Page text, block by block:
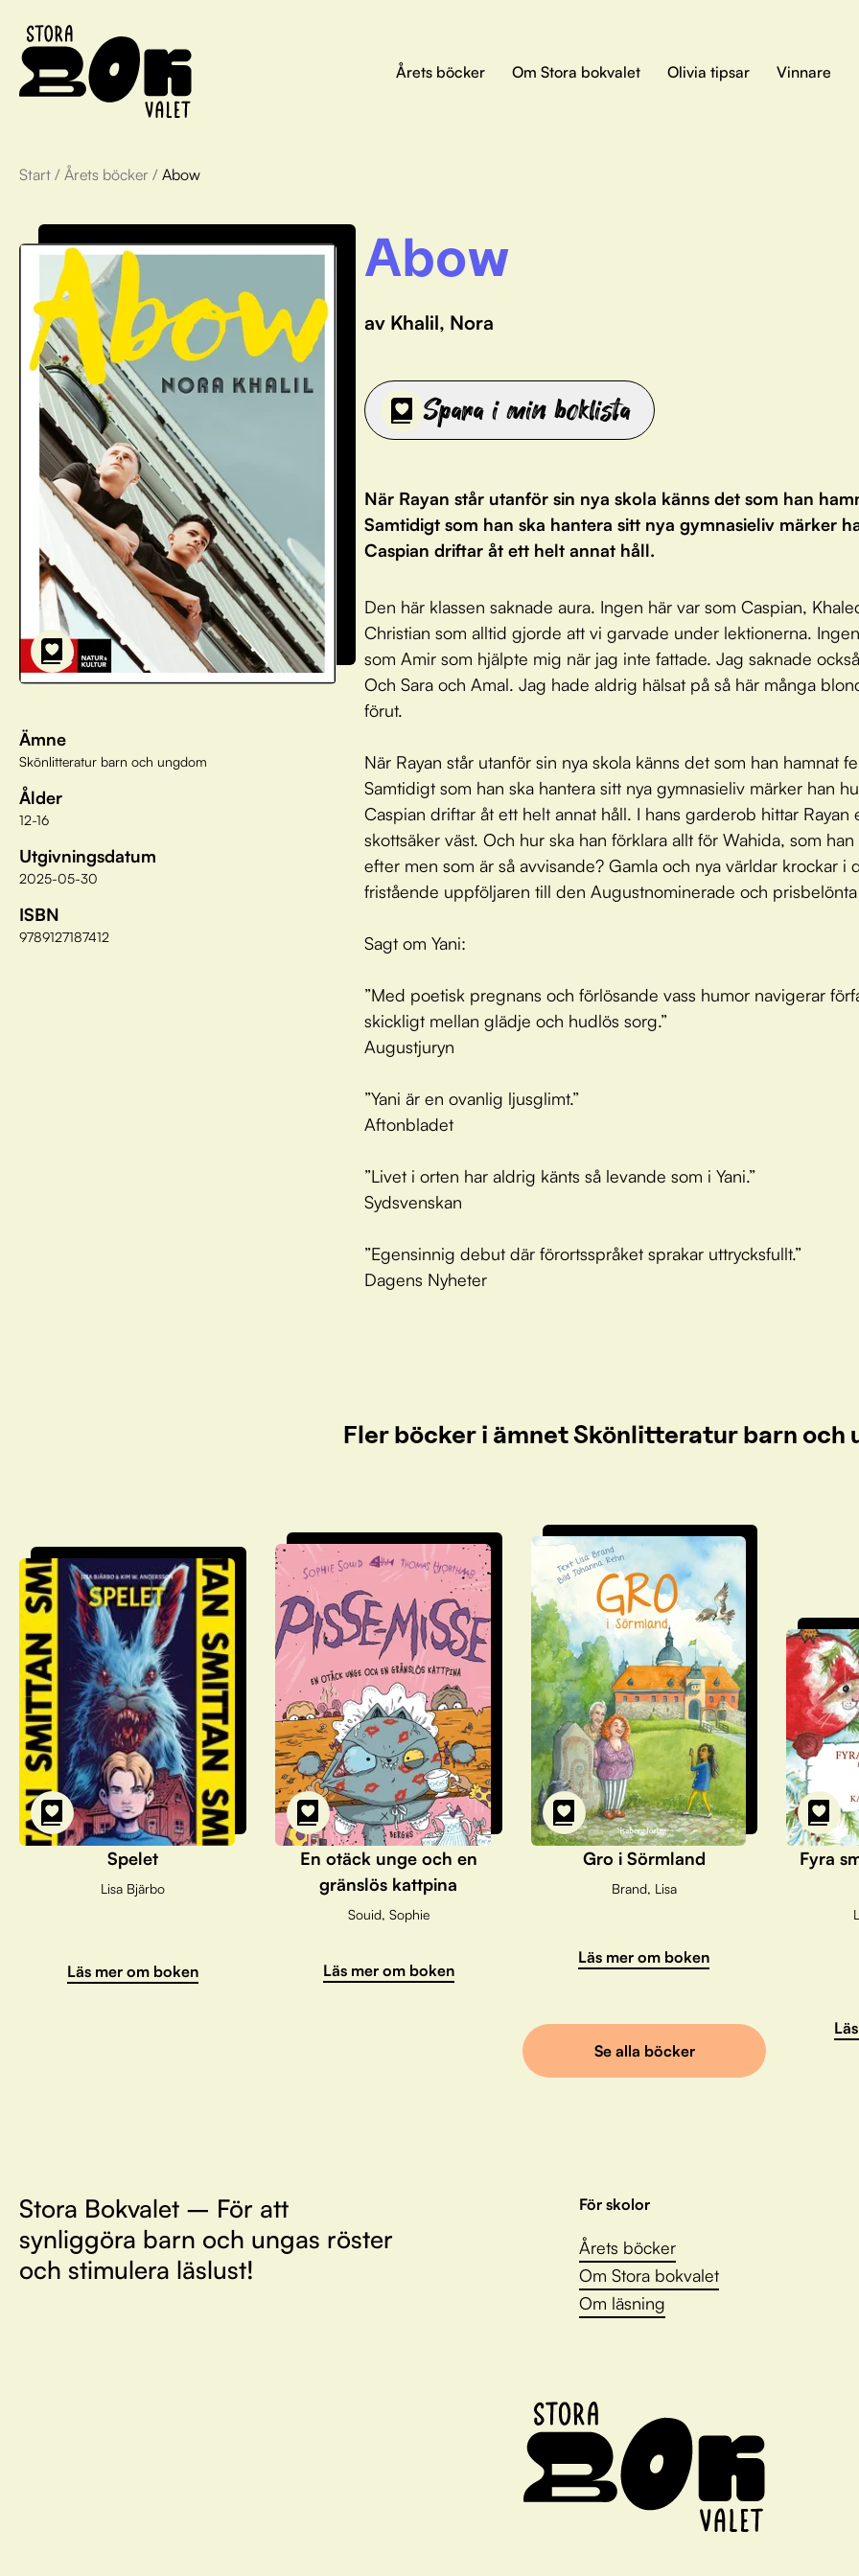
Årets böcker Om Stora bokvalet Olivia tipsar Vinnare
Start / Årets böcker / Abow
Ämne
Skönlitteratur barn och ungdom
Ålder
12-16
Utgivningsdatum
2025-05-30
ISBN
9789127187412
Abow
av Khalil, Nora
Spara i min boklista
När Rayan står utanför sin nya skola känns det som han
Samtidigt som han ska hantera sitt nya gymna­sieliv märker
Caspian driftar åt ett helt annat håll.
Den här klassen saknade aura. Ingen här var som Caspian,
Christian som alltid gjorde att vi garvade under lektionerna.
som Amir som hjälpte mig när jag inte fattade. Jag saknade
Och Sara och Amal. Jag hade aldrig hälsat på så här många
förut.
När Rayan står utanför sin nya skola känns det som han hamnat
Samtidigt som han ska hantera sitt nya gymna­sieliv märker han
Caspian driftar åt ett helt annat håll. I hans garderob hittar Rayan
skottsäker väst. Och hur ska han förklara allt för Wahida, som
efter men som är så avvisande? Gamla och nya världar krockar i
fristående uppföljaren till den Augustnominerade och prisbelönta
Sagt om Yani:
”Med poetisk pregnans och förlösande vass humor navige­rar
skickligt mellan glädje och hudlös sorg.”
Augustjuryn
”Yani är en ovanlig ljusglimt.”
Aftonbladet
”Livet i orten har aldrig känts så levande som i Yani.”
Sydsvenskan
”Egensinnig debut där förortsspråket sprakar uttrycksfullt.”
Dagens Nyheter
Fler böcker i ämnet Skönlitteratur barn och
Spelet
Lisa Bjärbo
Läs mer om boken
En otäck unge och en
gränslös kattpina
Souid, Sophie
Läs mer om boken
Gro i Sörmland
Brand, Lisa
Läs mer om boken
Fyra
Se alla böcker
Stora Bokvalet – För att
synliggöra barn och ungas röster
och stimulera läslust!
För skolor
Årets böcker
Om Stora bokvalet
Om läsning